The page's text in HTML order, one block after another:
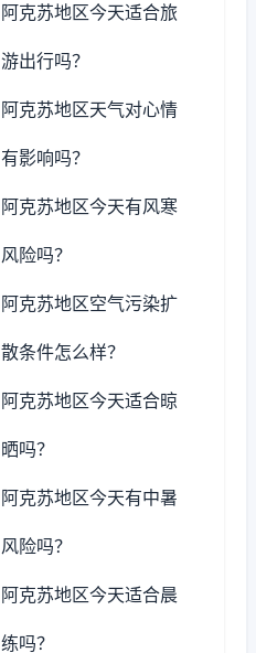
阿克苏地区今天适合旅
游出行吗？
阿克苏地区天气对心情
有影响吗？
阿克苏地区今天有风寒
风险吗？
阿克苏地区空气污染扩
散条件怎么样？
阿克苏地区今天适合晾
晒吗？
阿克苏地区今天有中暑
风险吗？
阿克苏地区今天适合晨
练吗？